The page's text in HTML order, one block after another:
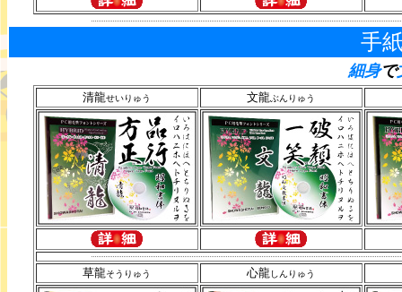
手
細身で
清龍せいりゅう 文龍 ぶんりゅう
草龍そうりゅう 心龍しんりゅう